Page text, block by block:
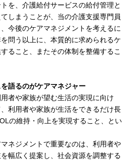
を、介護給付サービスの給付管理と
しまうことが、当の介護支援専門員
今後のケアマネジメントを考えるに
問う以上に、本質的に求められるケ
ること、またその体制を整備するこ
語るのがケアマネジャー
者や家族が望む生活の実現に向け
利用者や家族が生活をできるだけ長
の維持・向上を実現すること、とい
ネジメントで重要なのは、利用者や
幅広く提案し、社会資源を調整する